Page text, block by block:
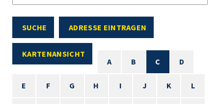
SUCHE ADRESSE EINTRAGEN
KARTENANSICHT
A
B C D
E F G H I J K L